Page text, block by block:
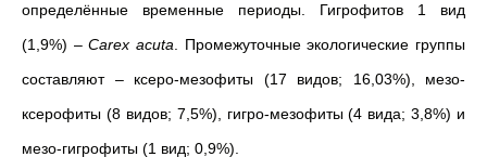
определённые временные периоды. Гигрофитов 1 вид
(1,9%) –Carex acuta . Промежуточные экологические группы
составляют – ксеро-мезофиты (17 видов; 16,03%), мезо-
ксерофиты (8 видов; 7,5%), гигро-мезофиты (4 вида; 3,8%) и
мезо-гигрофиты (1 вид; 0,9%).